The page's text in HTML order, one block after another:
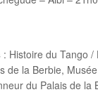
: Histoire du Tango
de la Berbie,
du Palais de